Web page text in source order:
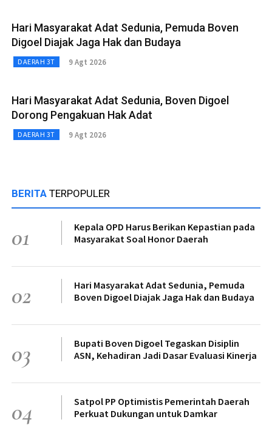
Hari Masyarakat Adat Sedunia, Pemuda Boven
Digoel Diajak Jaga Hak dan Budaya
DAERAH 3T 9 Agt 2026
Hari Masyarakat Adat Sedunia, Boven Digoel
Dorong Pengakuan Hak Adat
DAERAH 3T 9 Agt 2026
BERITA TERPOPULER
01
Kepala OPD Harus Berikan Kepastian pada
Masyarakat Soal Honor Daerah
02
Hari Masyarakat Adat Sedunia, Pemuda
Boven Digoel Diajak Jaga Hak dan Budaya
03
Bupati Boven Digoel Tegaskan Disiplin
ASN, Kehadiran Jadi Dasar Evaluasi Kinerja
04
Satpol PP Optimistis Pemerintah Daerah
Perkuat Dukungan untuk Damkar